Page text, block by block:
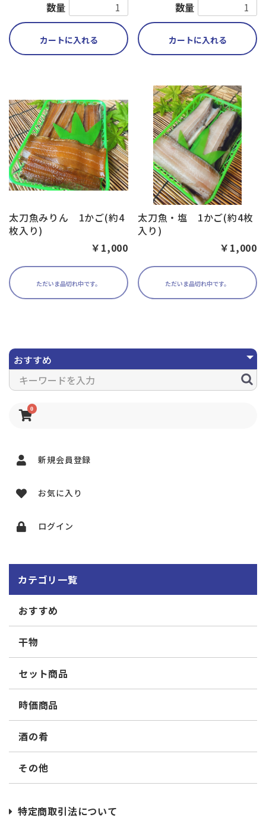
0
新規会員登録
お気に入り
ログイン
カテゴリ一覧
おすすめ
干物
セット商品
時価商品
酒の肴
その他
特定商取引法について
数量
カートに入れる
数量
カートに入れる
太刀魚みりん 1かご(約4
枚入り)
￥1,000
ただいま品切れ中です。
太刀魚・塩 1かご(約4枚
入り)
￥1,000
ただいま品切れ中です。